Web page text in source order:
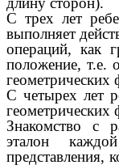
С трех лет
выполняет
операций, как
положение, т.е.
геометрических
С четырех лет
геометрических
Знакомство с
эталон
представления,